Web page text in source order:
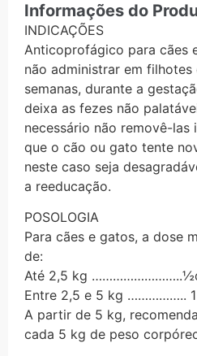
Informações do
INDICAÇÕES
Anticoprofágico para cães
não administrar em
semanas, durante a
deixa as fezes não
necessário não removê-las
que o cão ou gato tente
neste caso seja
a reeducação.
POSOLOGIA
Para cães e gatos, a dose
de:
Até 2,5 kg
Entre 2,5 e 5 kg ……………..
A partir de 5 kg,
cada 5 kg de peso